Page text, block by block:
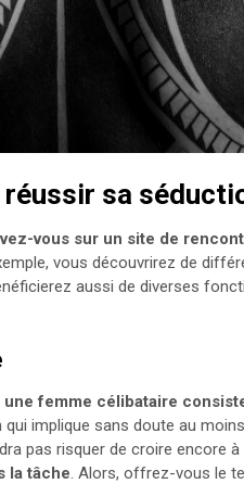
sa
vous sur un site de
vous découvrirez de
aussi de diverses
femme célibataire
qui implique sans doute au
pas risquer de croire encore à
la tâche. Alors, offrez-vous le